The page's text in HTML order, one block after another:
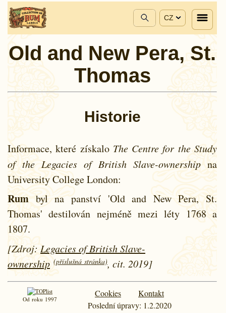
CZ
Old and New Pera, St.
Thomas
Historie
Informace, které získalo The Centre for the Study
of the Legacies of British Slave-ownership na
University College London:
Rum byl na panství 'Old and New Pera, St.
Thomas' destilován nejméně mezi léty 1768 a
1807.
[Zdroj: Legacies of British Slave-
ownership (příslušná stránka), cit. 2019]
Od roku 1997
Cookies
Kontakt
Poslední úpravy: 1.2.2020